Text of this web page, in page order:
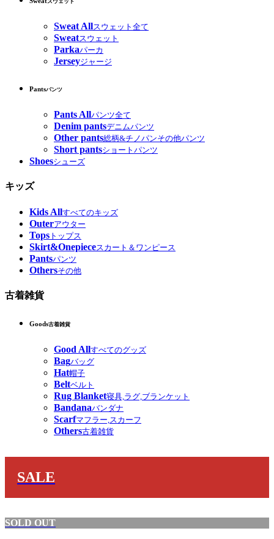
スウェット
Sweat Allスウェット全て
Sweatスウェット
Parkaパーカ
Jerseyジャージ
Pantsパンツ
Pants Allパンツ全て
Denim pantsデニムパンツ
Other pants総柄&チノパンその他パンツ
Short pantsショートパンツ
Shoesシューズ
キッズ
Kids Allすべてのキッズ
Outerアウター
Tops トップス
Skirt&Onepieceスカート＆ワンピース
Pantsパンツ
Othersその他
古着雑貨
Goods古着雑貨
Good Allすべてのグッズ
Bagバッグ
Hat帽子
Beltベルト
Rug Blanket寝具,ラグ,ブランケット
Bandanaバンダナ
Scarfマフラー,スカーフ
Others古着雑貨
SALE
SOLD OUT